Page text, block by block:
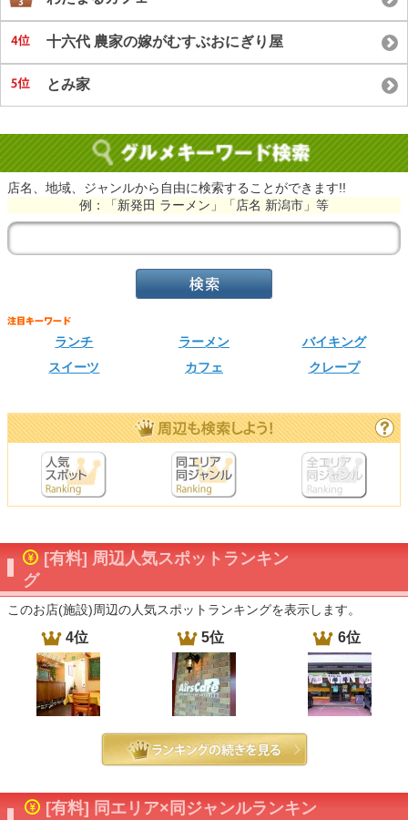
十六代 農家の嫁がむすぶおにぎり屋
とみ家
店名、地域、ジャンルから自由に検索することができます!!
例：「新発田 ラーメン」「店名 新潟市」等
ランチ ラーメン
バイキング
スイーツ
カフェ クレープ
[有料] 周辺人気スポットランキン
グ
このお店(施設)周辺の人気スポットランキングを表示します。
4位 5位 6位
[有料] 同エリア×同ジャンルランキン